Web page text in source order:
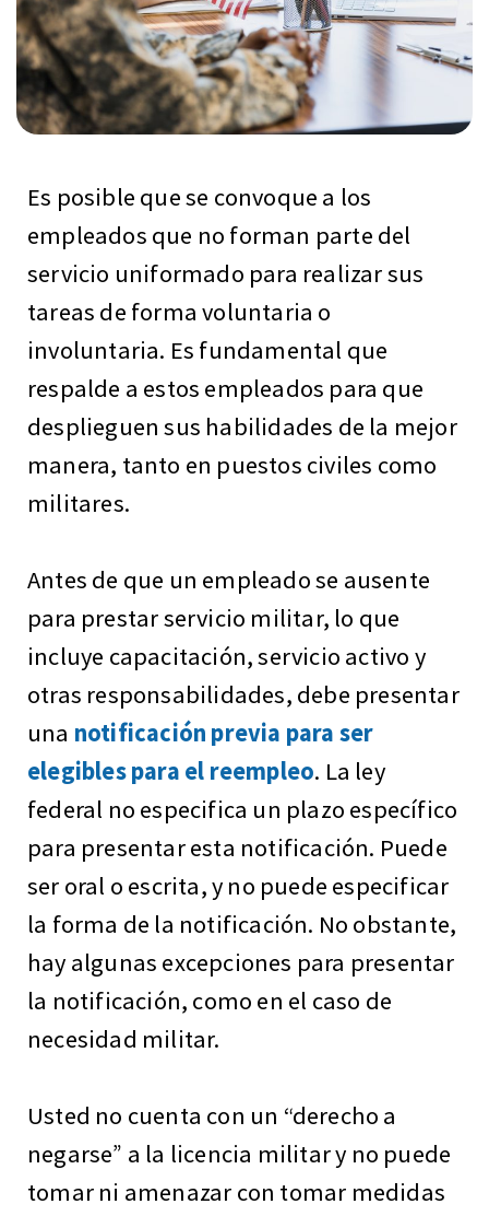
Es posible que se convoque a los
empleados que no forman parte del
servicio uniformado para realizar sus
tareas de forma voluntaria o
involuntaria. Es fundamental que
respalde a estos empleados para que
desplieguen sus habilidades de la mejor
manera, tanto en puestos civiles como
militares.
Antes de que un empleado se ausente
para prestar servicio militar, lo que
incluye capacitación, servicio activo y
otras responsabilidades, debe presentar
una notificación previa para ser
elegibles para el reempleo. La ley
federal no especifica un plazo específico
para presentar esta notificación. Puede
ser oral o escrita, y no puede especificar
la forma de la notificación. No obstante,
hay algunas excepciones para presentar
la notificación, como en el caso de
necesidad militar.
Usted no cuenta con un “derecho a
negarse” a la licencia militar y no puede
tomar ni amenazar con tomar medidas